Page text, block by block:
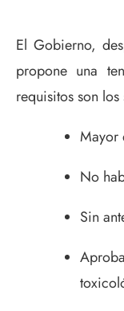
El Gobierno,
propone una
requisitos son los
Mayor
No
Sin